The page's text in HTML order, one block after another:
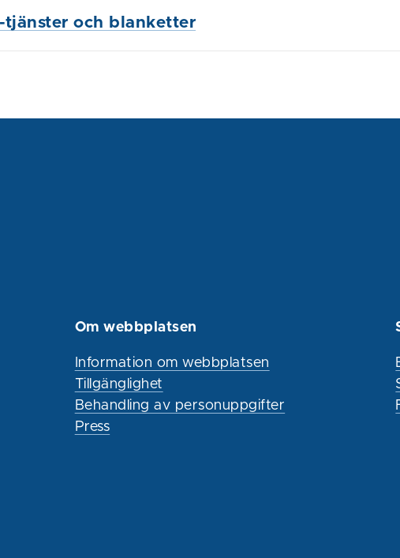
tjänster och blanketter
Om webbplatsen
Information om webbplatsen
Tillgänglighet
Behandling av personuppgifter
Press